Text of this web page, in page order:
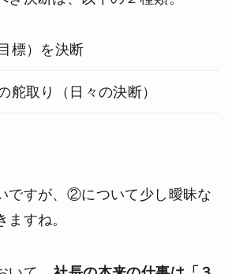
標）を決断
舵取り（日々の決断）
ですが、②について少し曖昧な
すね。